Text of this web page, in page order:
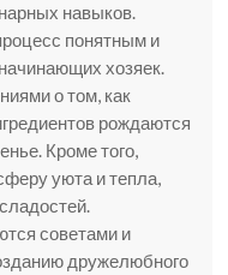
навыков.
понятным и
хозяек.
о том, как
рождаются
Кроме того,
уюта и тепла,
советами и
дружелюбного